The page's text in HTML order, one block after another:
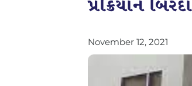
પ્રક્રિયાને
November 12, 2021